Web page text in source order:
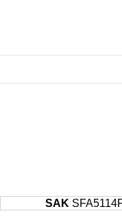
SAK